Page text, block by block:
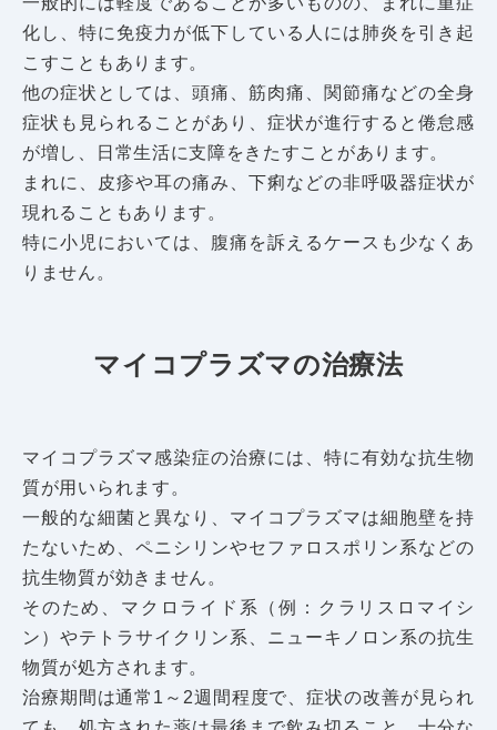
化し、特に免疫力が低下している人には肺炎を引き起
こすこともあります。
他の症状としては、頭痛、筋肉痛、関節痛などの全身
症状も見られることがあり、症状が進行すると倦怠感
が増し、日常生活に支障をきたすことがあります。
まれに、皮疹や耳の痛み、下痢などの非呼吸器症状が
現れることもあります。
特に小児においては、腹痛を訴えるケースも少なくあ
りません。
マイコプラズマの治療法
マイコプラズマ感染症の治療には、特に有効な抗生物
質が用いられます。
一般的な細菌と異なり、マイコプラズマは細胞壁を持
たないため、ペニシリンやセファロスポリン系などの
抗生物質が効きません。
そのため、マクロライド系（例：クラリスロマイシ
ン）やテトラサイクリン系、ニューキノロン系の抗生
物質が処方されます。
治療期間は通常1～2週間程度で、症状の改善が見られ